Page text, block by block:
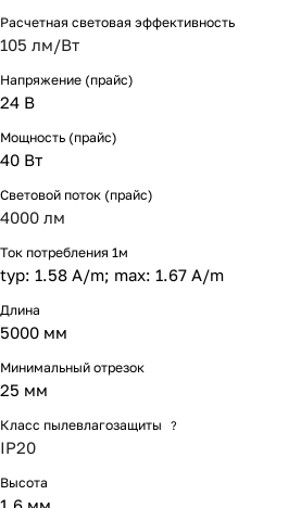
Расчетная световая эффективность
105 лм/Вт
Напряжение (прайс)
24 В
Мощность (прайс)
40 Вт
Световой поток (прайс)
4000 лм
Ток потребления 1м
typ: 1.58 A/m; max: 1.67 A/m
Длина
5000 мм
Минимальный отрезок
25 мм
Класс пылевлагозащиты ?
IP20
Высота